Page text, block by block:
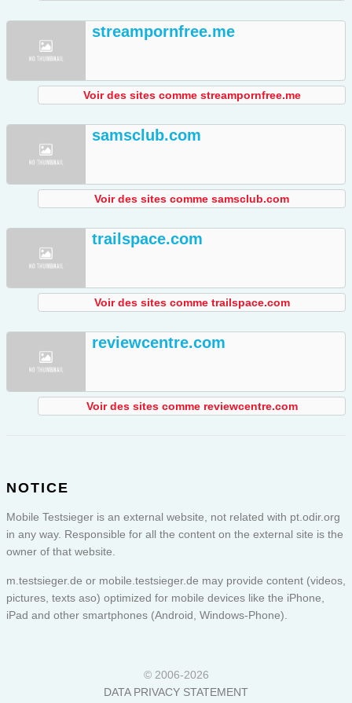
streampornfree.me
Voir des sites comme streampornfree.me
samsclub.com
Voir des sites comme samsclub.com
trailspace.com
Voir des sites comme trailspace.com
reviewcentre.com
Voir des sites comme reviewcentre.com
NOTICE
Mobile Testsieger is an external website, not related with pt.odir.org
in any way. Responsible for all the content on the external site is the
owner of that website.
m.testsieger.de or mobile.testsieger.de may provide content (videos,
pictures, texts aso) optimized for mobile devices like the iPhone,
iPad and other smartphones (Android, Windows-Phone).
© 2006-2026
DATA PRIVACY STATEMENT